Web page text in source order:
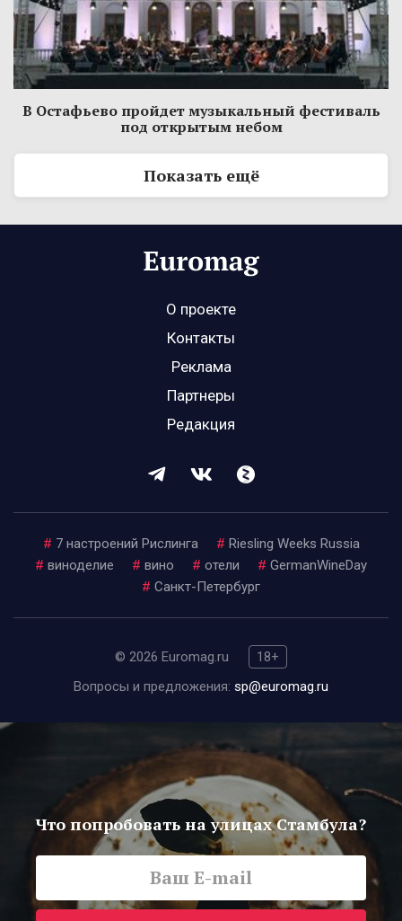
В Остафьево пройдет музыкальный фестиваль
под открытым небом
Показать ещё
О проекте
Контакты
Реклама
Партнеры
Редакция
# 7 настроений Рислинга # Riesling Weeks Russia
# виноделие # вино # отели # GermanWineDay
# Санкт-Петербург
© 2026 Euromag.ru
18+
Вопросы и предложения: sp@euromag.ru
Что попробовать на улицах Стамбула?